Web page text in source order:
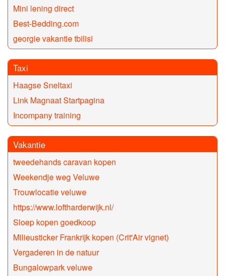
Mini lening direct
Best-Bedding.com
georgie vakantie tbilisi
Taxi
Haagse Sneltaxi
Link Magnaat Startpagina
Incompany training
Vakantie
tweedehands caravan kopen
Weekendje weg Veluwe
Trouwlocatie veluwe
https://www.loftharderwijk.nl/
Sloep kopen goedkoop
Milieusticker Frankrijk kopen (Crit'Air vignet)
Vergaderen in de natuur
Bungalowpark veluwe